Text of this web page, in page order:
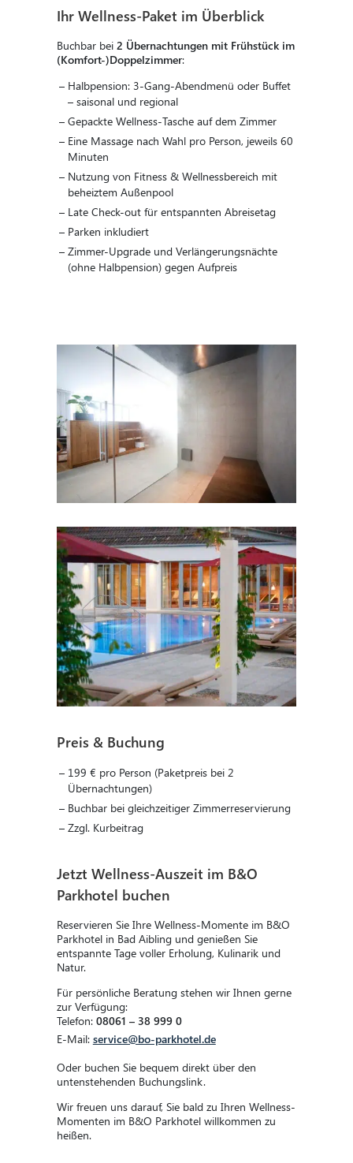
Ihr Wellness-Paket im Überblick
Buchbar bei 2 Übernachtungen mit Frühstück im
(Komfort-)Doppelzimmer:
Halbpension: 3-Gang-Abendmenü oder Buffet
– saisonal und regional
Gepackte Wellness-Tasche auf dem Zimmer
Eine Massage nach Wahl pro Person, jeweils 60
Minuten
Nutzung von Fitness & Wellnessbereich mit
beheiztem Außenpool
Late Check-out für entspannten Abreisetag
Parken inkludiert
Zimmer-Upgrade und Verlängerungsnächte
(ohne Halbpension) gegen Aufpreis
Preis & Buchung
199 € pro Person (Paketpreis bei 2
Übernachtungen)
Buchbar bei gleichzeitiger Zimmerreservierung
Zzgl. Kurbeitrag
Jetzt Wellness-Auszeit im B&O
Parkhotel buchen
Reservieren Sie Ihre Wellness-Momente im B&O
Parkhotel in Bad Aibling und genießen Sie
entspannte Tage voller Erholung, Kulinarik und
Natur.
Für persönliche Beratung stehen wir Ihnen gerne
zur Verfügung:
Telefon: 08061 – 38 999 0
E-Mail: service@bo-parkhotel.de
Oder buchen Sie bequem direkt über den
untenstehenden Buchungslink.
Wir freuen uns darauf, Sie bald zu Ihren Wellness-
Momenten im B&O Parkhotel willkommen zu
heißen.